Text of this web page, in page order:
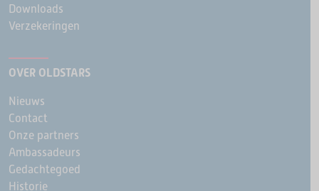
Downloads
Verzekeringen
OVER OLDSTARS
Nieuws
Contact
Onze partners
Ambassadeurs
Gedachtegoed
Historie